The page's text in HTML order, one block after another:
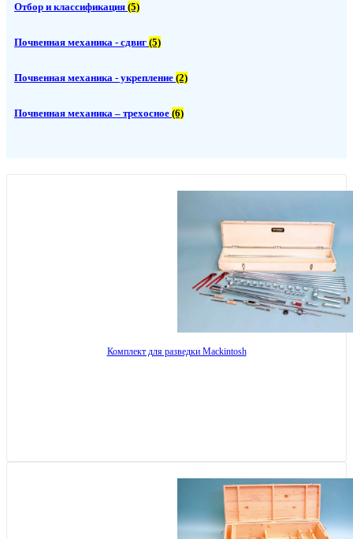
Отбор и классификация (5)
Почвенная механика - сдвиг (5)
Почвенная механика - укрепление (2)
Почвенная механика – трехосное (6)
Комплект для разведки Mackintosh